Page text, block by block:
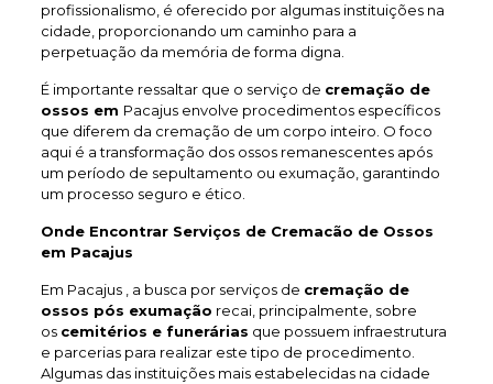
profissionalismo, é oferecido por algumas instituições na
cidade, proporcionando um caminho para a
perpetuação da memória de forma digna.
É importante ressaltar que o serviço de cremação de
ossos em Pacajus envolve procedimentos específicos
que diferem da cremação de um corpo inteiro. O foco
aqui é a transformação dos ossos remanescentes após
um período de sepultamento ou exumação, garantindo
um processo seguro e ético.
Onde Encontrar Serviços de Cremacão de Ossos
em Pacajus
Em Pacajus , a busca por serviços de cremação de
ossos pós exumação recai, principalmente, sobre
os cemitérios e funerárias que possuem infraestrutura
e parcerias para realizar este tipo de procedimento.
Algumas das instituições mais estabelecidas na cidade